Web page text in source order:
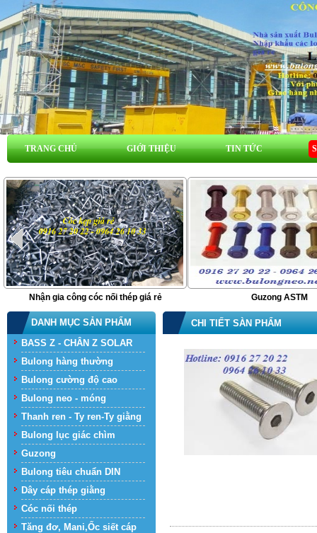
TRANG CHỦ GIỚI THIỆU TIN TỨC
Nhận gia công cóc nối thép giá rẻ Guzong ASTM
DANH MỤC SẢN PHẨM
BASS Z - CHÂN Z SOLAR
Bulong hàng thường
Bulong cường độ cao
Bulong neo - móng
Thanh ren - Ty ren-Ty giằng
Bulong lục giác chìm
Guzong
Bulong tiêu chuẩn DIN
Dây cáp thép giằng
Cóc nối thép
Tăng đơ, Mani,Ốc siết cáp
CHI TIẾT SÀN PHẨM